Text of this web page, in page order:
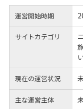
運営開始時期
サイトカテゴリ
現在の運営状況
主な運営主体